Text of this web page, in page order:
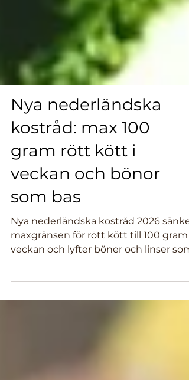
Nya nederländska
kostråd: max 100
gram rött kött i
veckan och bönor
som bas
Nya nederländska kostråd 2026 sänker
veckan och lyfter böner och linser som